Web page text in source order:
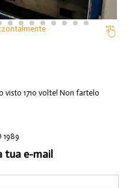
1710 volte! Non fartelo
1989
tua e-mail